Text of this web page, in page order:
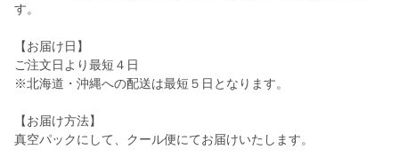
す。
【お届け日】
ご注文日より最短４日
※北海道・沖縄への配送は最短５日となります。
【お届け方法】
真空パックにして、クール便にてお届けいたします。